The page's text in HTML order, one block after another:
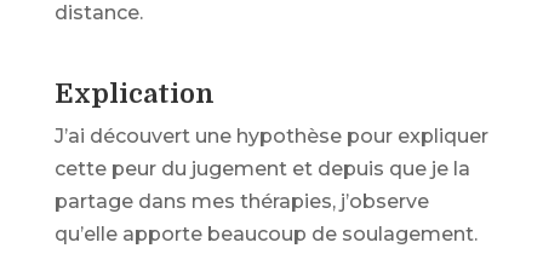
distance.
Explication
J’ai découvert une hypothèse pour expliquer
cette peur du jugement et depuis que je la
partage dans mes thérapies, j’observe
qu’elle apporte beaucoup de soulagement.